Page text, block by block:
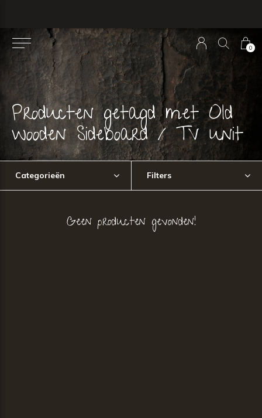
0
Producten getagd met Old
wooden Sideboard / TV unit
Categorieën Filters
Geen producten gevonden!